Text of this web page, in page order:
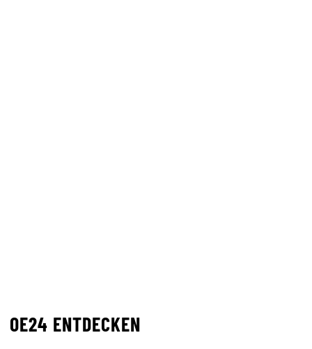
OE24 ENTDECKEN